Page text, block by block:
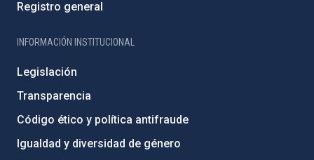
Registro general
INFORMACIÓN INSTITUCIONAL
Legislación
Transparencia
Código ético y política antifraude
Igualdad y diversidad de género